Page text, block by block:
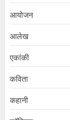
आयोजन
आलेख
एकांकी
कविता
कहानी